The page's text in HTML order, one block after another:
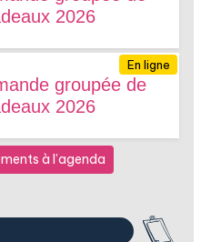
2026
groupée de
2026
En ligne
à l’agenda